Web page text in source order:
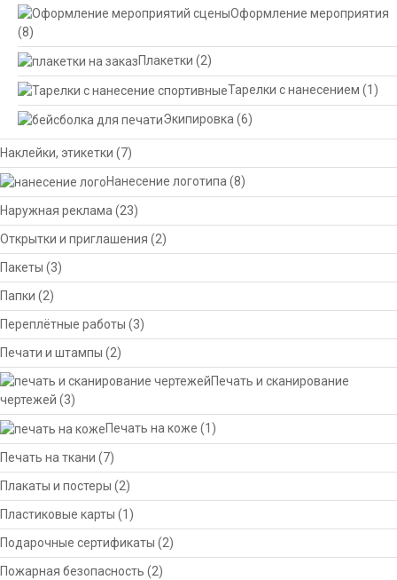
Оформление мероприятия
(8)
Плакетки (2)
Тарелки с нанесением (1)
Экипировка (6)
Наклейки, этикетки (7)
Нанесение логотипа (8)
Наружная реклама (23)
Открытки и приглашения (2)
Пакеты (3)
Папки (2)
Переплётные работы (3)
Печати и штампы (2)
Печать и сканирование
чертежей (3)
Печать на коже (1)
Печать на ткани (7)
Плакаты и постеры (2)
Пластиковые карты (1)
Подарочные сертификаты (2)
Пожарная безопасность (2)